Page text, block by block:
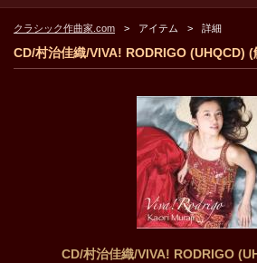
クラシック作曲家.com アイテム 詳細
CD/村治佳織/VIVA! RODRIGO (UHQCD) (
CD/村治佳織/VIVA! RODRIGO